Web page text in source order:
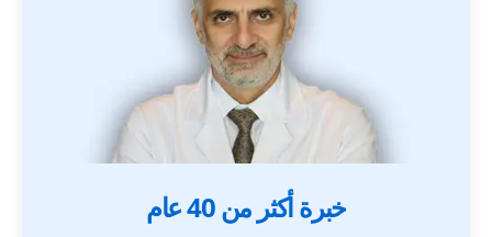
خبرة أكثر من 40 عام